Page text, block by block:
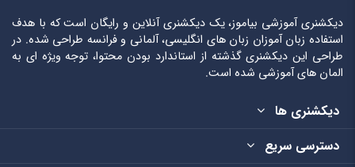
دیکشنری آموزشی بیاموز، یک دیکشنری آنلاین و رایگان است که با هدف
استفاده زبان آموزان زبان های انگلیسی، آلمانی و فرانسه طراحی شده. در
طراحی این دیکشنری گذشته از استاندارد بودن محتوا، توجه ویژه ای به
المان های آموزشی شده است.
دیکشنری ها
دسترسی سریع